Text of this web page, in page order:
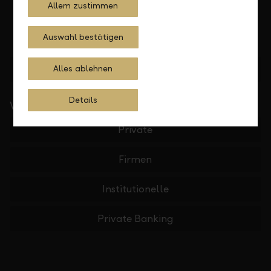
Standorte finden
Wichtige Links
Private
Firmen
Institutionelle
Private Banking
Allem zustimmen
Auswahl bestätigen
Alles ablehnen
Details